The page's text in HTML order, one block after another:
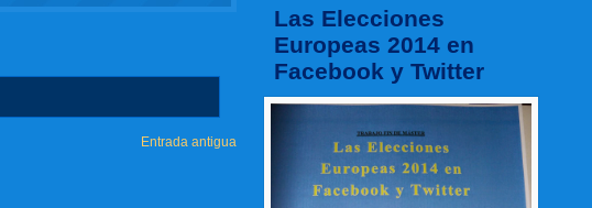
Las Elecciones
Europeas 2014 en
Facebook y Twitter
Entrada antigua